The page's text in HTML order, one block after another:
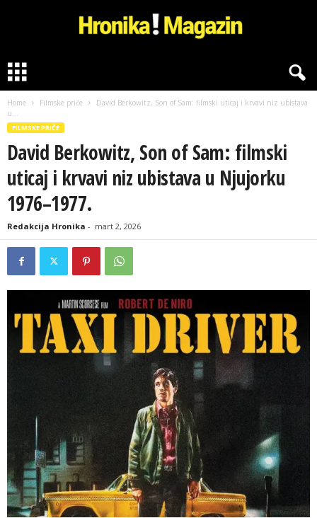
o
i
Home Filmske priče
David Berkowitz, Son of Sam: filmski uticaj i krvavi niz ubistava
u...
FILMSKE PRIČE
David Berkowitz, Son of Sam: filmski
uticaj i krvavi niz ubistava u Njujorku
1976–1977.
Redakcija Hronika - mart 2, 2026